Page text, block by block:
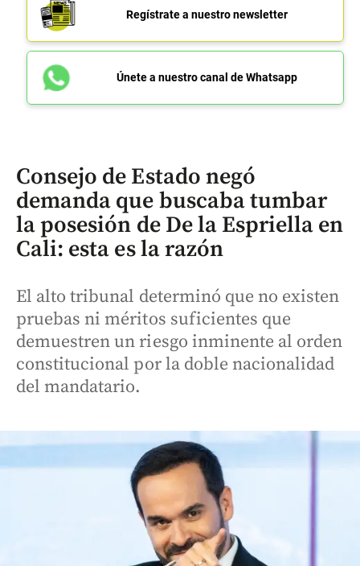
Regístrate a nuestro newsletter
Únete a nuestro canal de Whatsapp
Consejo de Estado negó
demanda que buscaba tumbar
la posesión de De la Espriella en
Cali: esta es la razón
El alto tribunal determinó que no existen
pruebas ni méritos suficientes que
demuestren un riesgo inminente al orden
constitucional por la doble nacionalidad
del mandatario.